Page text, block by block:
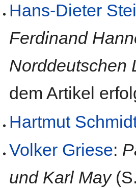
Hans-Dieter
Ferdinand
Norddeutschen
dem Artikel
Hartmut
Volker Griese:
und Karl May